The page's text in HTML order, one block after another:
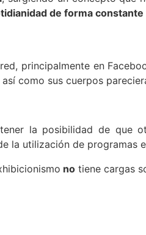
de forma
principalmente en
así como sus cuerpos
la posibilidad de que
la utilización de programas
no tiene cargas